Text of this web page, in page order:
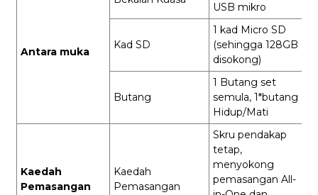
Antara muka
USB mikro
Kad SD
1 kad Micro SD
(sehingga 128GB
disokong)
Butang
1 Butang set
semula, 1*butang
Hidup/Mati
Kaedah
Pemasangan
Kaedah
Pemasangan
Skru pendakap
tetap,
menyokong
pemasangan All-